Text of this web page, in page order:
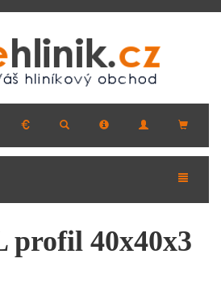
40x40x3